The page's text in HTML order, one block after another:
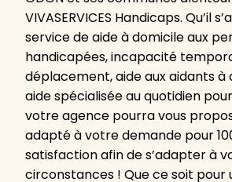
VIVASERVICES Handicaps. Qu’il
service de aide à domicile aux
handicapées, incapacité
déplacement, aide aux aidants à
aide spécialisée au quotidien
votre agence pourra vous
adapté à votre demande pour
satisfaction afin de s’adapter à
circonstances ! Que ce soit pour